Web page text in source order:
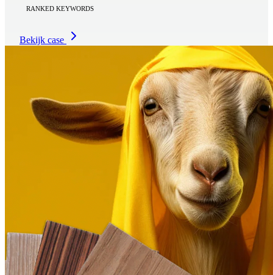
RANKED KEYWORDS
Bekijk case